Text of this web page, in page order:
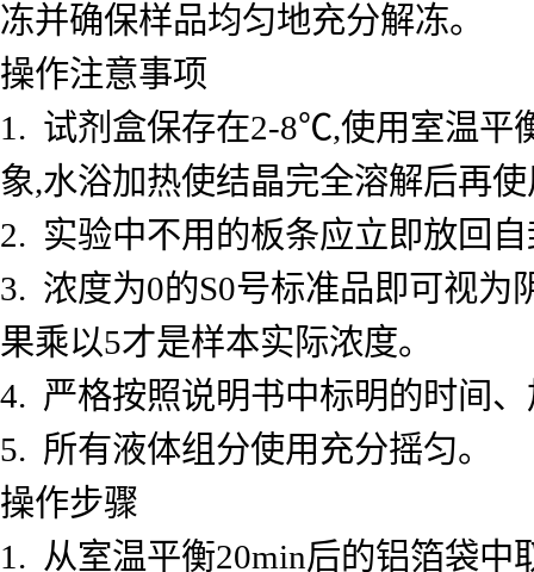
冻并确保样品均匀地充分解冻。
操作注意事项
1. 试剂盒保存在2-8℃,使用室温平
象,水浴加热使结晶完全溶解后再
2. 实验中不用的板条应立即放回
3. 浓度为0的S0号标准品即可视为
果乘以5才是样本实际浓度。
4. 严格按照说明书中标明的时间
5. 所有液体组分使用充分摇匀。
操作步骤
1. 从室温平衡20min后的铝箔袋